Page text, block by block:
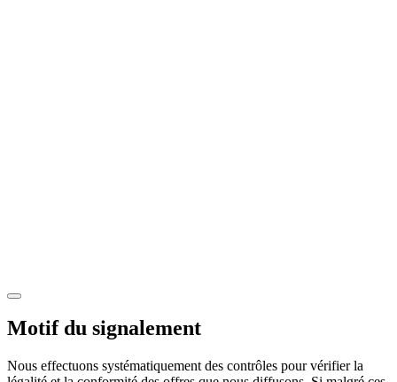
Motif du signalement
Nous effectuons systématiquement des contrôles pour vérifier la